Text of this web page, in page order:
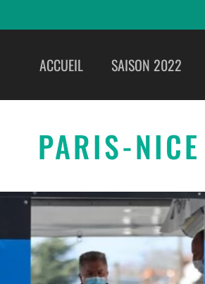
ACCUEIL SAISON 2022
PARIS-NICE